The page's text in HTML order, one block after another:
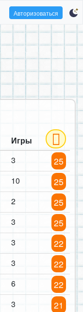
Авторизоваться
Игры
3 25
10 25
2 25
3 25
3 22
3 22
6 22
3 21